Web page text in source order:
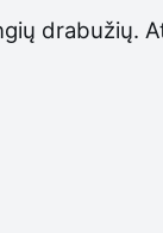
drabužių.